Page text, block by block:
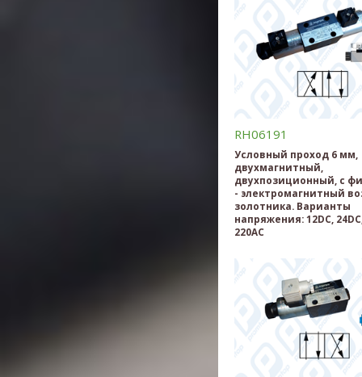
RH06191
Условный проход 6 мм,
двухмагнитный,
двухпозиционный, с
- электромагнитный
золотника. Варианты
напряжения: 12DC,
220AC